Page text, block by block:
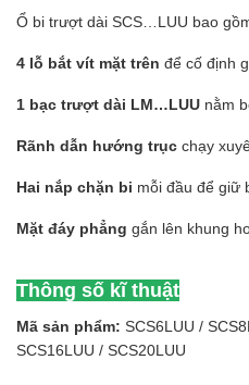
Ổ bi trượt dài SCS…LUU bao
4 lỗ bắt vít mặt trên để cố định
1 bạc trượt dài LM…LUU nằm
Rãnh dẫn hướng trục chạy
Hai nắp chặn bi mỗi đầu để giữ
Mặt đáy phẳng gắn lên khung
Thông số kĩ thuật
Mã sản phẩm: SCS6LUU /
SCS16LUU / SCS20LUU